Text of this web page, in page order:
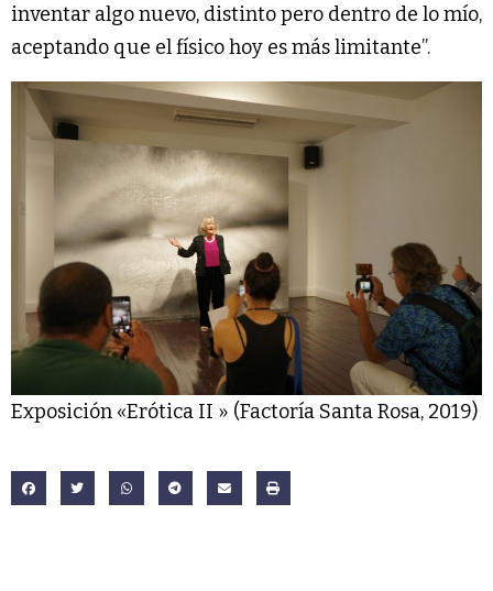
inventar algo nuevo, distinto pero dentro de lo mío,
aceptando que el físico hoy es más limitante”.
Exposición «Erótica II » (Factoría Santa Rosa, 2019)